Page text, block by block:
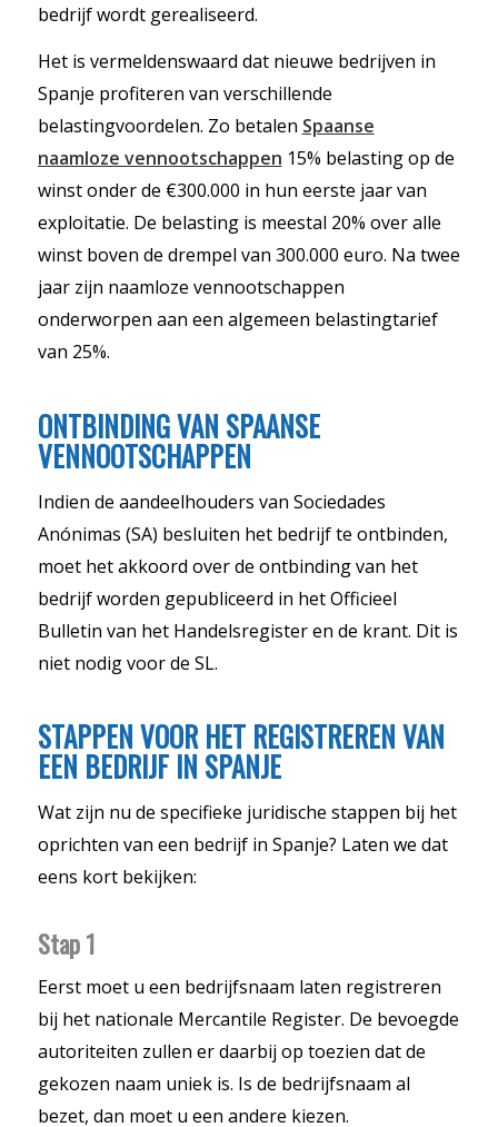
bedrijf wordt gerealiseerd.
Het is vermeldenswaard dat nieuwe bedrijven in
Spanje profiteren van verschillende
belastingvoordelen. Zo betalen Spaanse
naamloze vennootschappen 15% belasting op de
winst onder de €300.000 in hun eerste jaar van
exploitatie. De belasting is meestal 20% over alle
winst boven de drempel van 300.000 euro. Na twee
jaar zijn naamloze vennootschappen
onderworpen aan een algemeen belastingtarief
van 25%.
ONTBINDING VAN SPAANSE
VENNOOTSCHAPPEN
Indien de aandeelhouders van Sociedades
Anónimas (SA) besluiten het bedrijf te ontbinden,
moet het akkoord over de ontbinding van het
bedrijf worden gepubliceerd in het Officieel
Bulletin van het Handelsregister en de krant. Dit is
niet nodig voor de SL.
STAPPEN VOOR HET REGISTREREN VAN
EEN BEDRIJF IN SPANJE
Wat zijn nu de specifieke juridische stappen bij het
oprichten van een bedrijf in Spanje? Laten we dat
eens kort bekijken:
Stap 1
Eerst moet u een bedrijfsnaam laten registreren
bij het nationale Mercantile Register. De bevoegde
autoriteiten zullen er daarbij op toezien dat de
gekozen naam uniek is. Is de bedrijfsnaam al
bezet, dan moet u een andere kiezen.